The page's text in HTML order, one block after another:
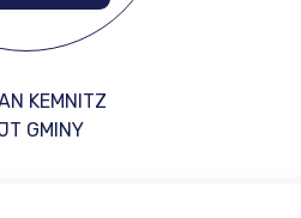
KEMNITZ
GMINY